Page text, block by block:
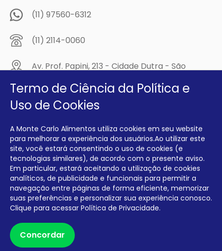
(11) 97560-6312
(11) 2114-0060
Av. Prof. Papini, 213 - Cidade Dutra - São
Compre na
MCA Virtual!
Siga a Monte Carlo Alimentos nas redes sociais!
INTERFRIOS COMÉRCIO DE FRIOS E LATICÍNIOS EIRELI CNPJ:
00.140.150/0001-09 INSCRIÇÃO ESTADUAL: 112.576.117.113
Termo de Ciência da Política e
Uso de Cookies
A Monte Carlo Alimentos utiliza cookies em seu website
para melhorar a experiência dos usuários.Ao utilizar este
site, você estará consentindo o uso de cookies (e
tecnologias similares), de acordo com o presente aviso.
Em particular, estará aceitando a utilização de cookies
analíticos, de publicidade e funcionais para permitir a
navegação entre páginas de forma eficiente, memorizar
suas preferências e personalizar sua experiência conosco.
Clique para acessar Política de Privacidade.
Concordar